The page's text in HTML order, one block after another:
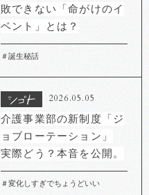
敗できない「命がけのイ
ベント」とは？
＃誕生秘話
2026.05.05
介護事業部の新制度「ジ
ョブローテーション」
実際どう？本音を公開。
＃変化しすぎでちょうどいい